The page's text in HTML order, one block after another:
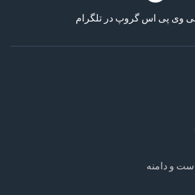
وی پی اس گروپ در تلگرام
و دامنه